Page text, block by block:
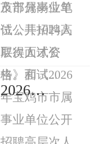
及部分岗位笔
试，共1024人
取得面试资
格。面试...
市市属事业单
位公开招聘高
层次人才公
告》和《2026
年宝鸡市市属
事业单位公开
2026年宝鸡高新区管委会校园招聘高层次人才拟聘用人员公示